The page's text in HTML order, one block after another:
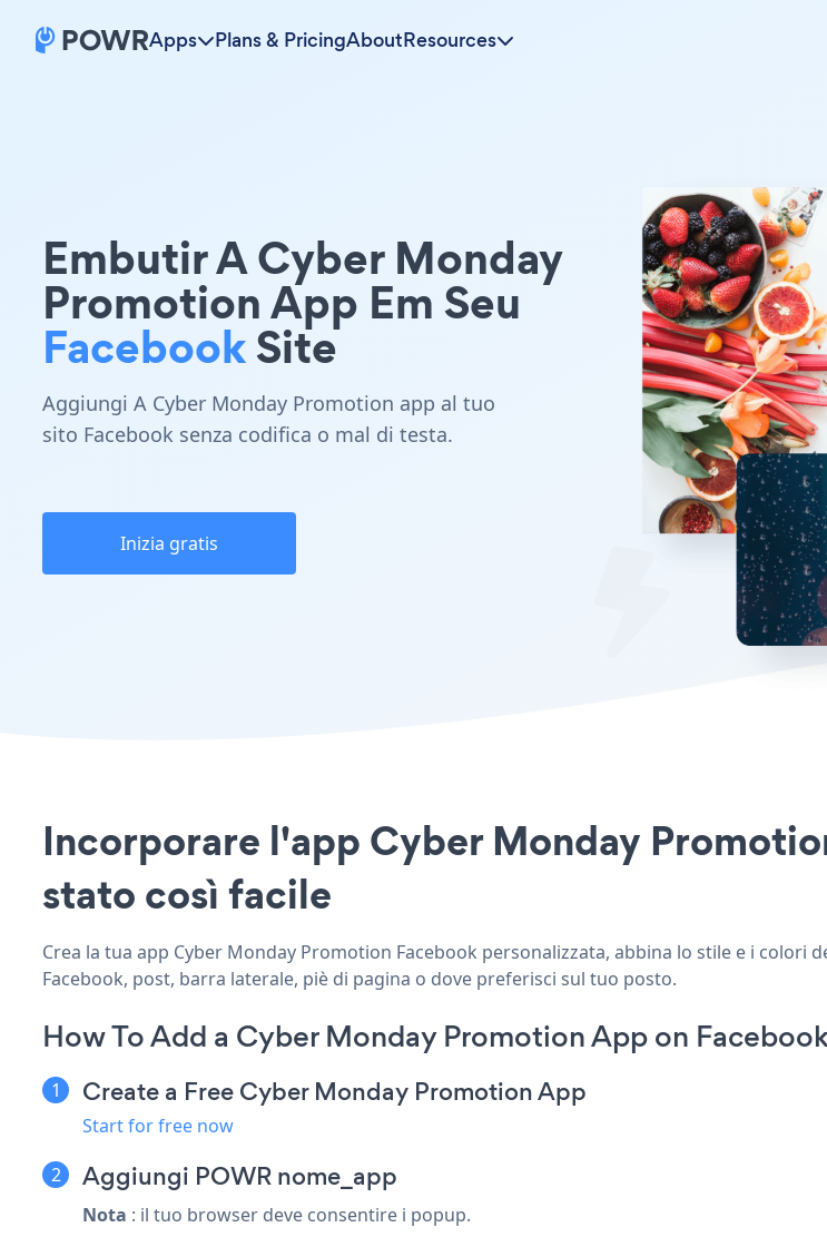
Apps Plans & PricingAboutResources
Embutir A Cyber Monday
Promotion App Em Seu
FacebookSite
Aggiungi A Cyber Monday Promotion app al tuo
sito Facebook senza codifica o mal di testa.
Inizia gratis
Incorporare l'app Cyber Monday
stato così facile
Crea la tua app Cyber Monday Promotion Facebook personalizzata, abbina lo stile e i
Facebook, post, barra laterale, piè di pagina o dove preferisci sul tuo posto.
How To Add a Cyber Monday Promotion App on
Create a Free Cyber Monday Promotion App
Start for free now
Aggiungi POWR nome_app
Nota : il tuo browser deve consentire i popup.